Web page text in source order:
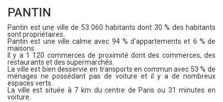
PANTIN
Pantin est une ville de 53 060 habitants dont 30 % des habitants
sont propriétaires.
Pantin est une ville calme avec 94 % d'appartements et 6 % de
maisons.
Il y a 1 120 commerces de proximité dont des commerces, des
restaurants et des supermarchés.
La ville est bien desservie en transports en commun avec 53 % de
ménages ne possédant pas de voiture et il y a de nombreux
espaces verts.
La ville est située à 7 km du centre de Paris ou 31 minutes en
voiture.